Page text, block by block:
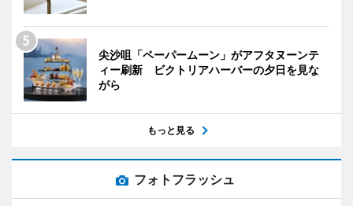
尖沙咀「ペーパームーン」がアフタヌーンテ
ィー刷新 ビクトリアハーバーの夕日を見な
がら
もっと見る
フォトフラッシュ